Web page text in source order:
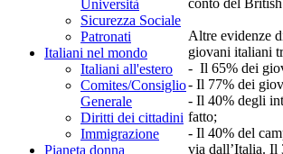
Università
Sicurezza Sociale
Patronati
Italiani nel mondo
Italiani all'estero
Comites/Consiglio
Generale
Diritti dei cittadini
Immigrazione
Pianeta donna
Altre evidenze
giovani italiani
- Il 65% dei
- Il 77% dei
- Il 40% degli
fatto;
- Il 40% del
via dall’Italia. Il